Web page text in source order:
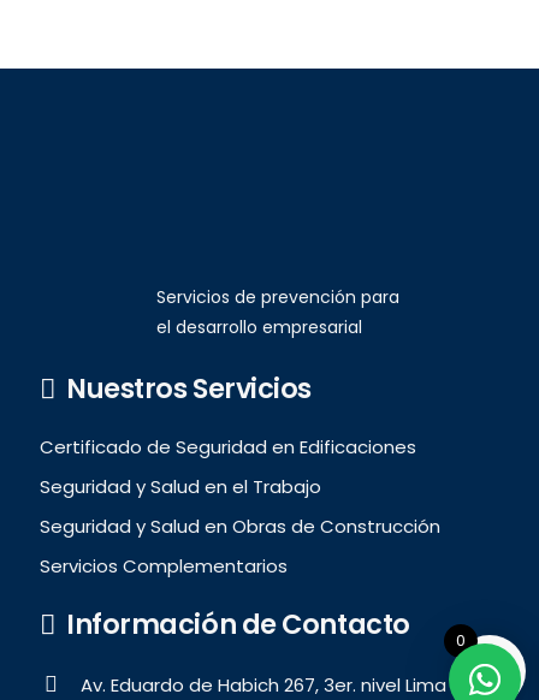
Servicios de prevención para
el desarrollo empresarial
Nuestros Servicios
Certificado de Seguridad en Edificaciones
Seguridad y Salud en el Trabajo
Seguridad y Salud en Obras de Construcción
Servicios Complementarios
Información de Contacto
Av. Eduardo de Habich 267, 3er. nivel Lima 31
0